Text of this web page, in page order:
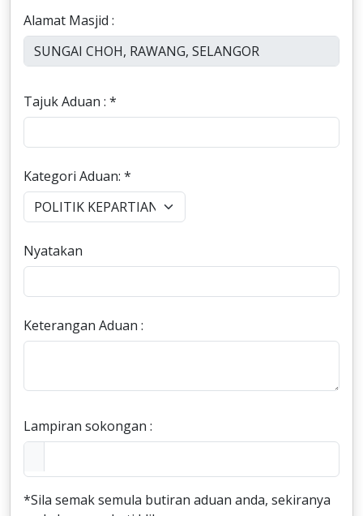
Alamat Masjid :
Tajuk Aduan : *
Kategori Aduan: *
Nyatakan
Keterangan Aduan :
Lampiran sokongan :
*Sila semak semula butiran aduan anda, sekiranya